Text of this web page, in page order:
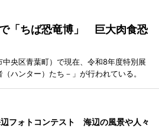
「ちば恐竜博」 巨大肉食恐
央区青葉町）で現在、令和8年度特別展
ハンター）たち－」が行われている。
フォトコンテスト 海辺の風景や人々